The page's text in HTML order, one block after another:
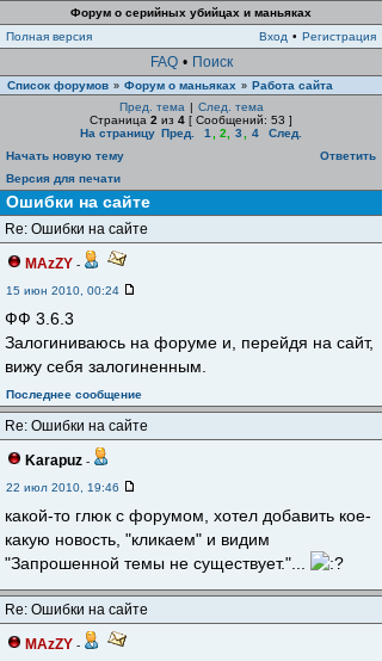
Форум о серийных убийцах и маньяках
Полная версия
Вход • Регистрация
FAQ • Поиск
Список форумов » Форум о маньяках » Работа сайта
Пред. тема | След. тема
Страница 2 из 4 [ Сообщений: 53 ]
На страницу Пред. 1 2 3 4
След.
Начать новую тему
Ответить
Версия для печати
Ошибки на сайте
Re: Ошибки на сайте
MAzZY -
15 июн 2010, 00:24
ФФ 3.6.3
Залогиниваюсь на форуме и, перейдя на сайт,
вижу себя залогиненным.
Последнее сообщение
Re: Ошибки на сайте
Karapuz -
22 июл 2010, 19:46
какой-то глюк с форумом, хотел добавить кое-
какую новость, "кликаем" и видим
"Запрошенной темы не существует."...
Re: Ошибки на сайте
MAzZY -